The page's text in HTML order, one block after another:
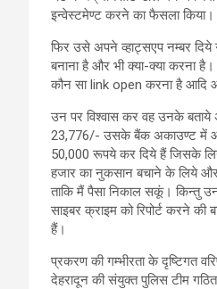
इन्वेस्टमेण्ट करने का फैसला किया।
फिर उसे अपने व्हाट्सएप नम्बर
बनाना है और भी क्या-क्या करना
कौन सा link open करना है आदि
उन पर विश्वास कर वह उनके
23,776/- उसके बैंक अकाउण्ट में आ
50,000 रूपये कर दिये हैं जिसके
हजार का नुकसान बचाने के लिये
ताकि मैं पैसा निकाल सकूं। किन्तु
साइबर क्राइम को रिपोर्ट करने
हैं।
प्रकरण की गम्भीरता के दृष्टिगत
देहरादून की संयुक्त पुलिस टीम